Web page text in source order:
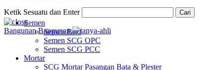
Ketik Sesuatu dan Enter Cari
Bangunan Bangunan
Semen
Semen Bezt
Semen SCG OPC
Semen SCG PCC
Mortar
SCG Mortar Pasangan Bata & Plester